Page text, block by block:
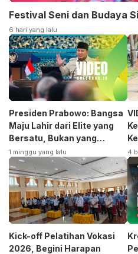
Festival Seni dan Budaya
6 hari yang lalu
Presiden Prabowo: Bangsa
Maju Lahir dari Elite yang
Bersatu, Bukan yang
Terpecah
1 minggu yang lalu 4
Kick-off Pelatihan Vokasi
2026, Begini Harapan